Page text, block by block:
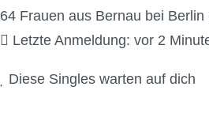
64 Frauen aus Bernau bei
Letzte Anmeldung: vor 2
Diese Singles warten auf dich